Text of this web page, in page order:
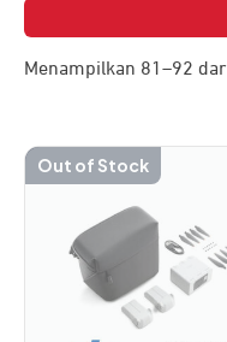
Menampilkan 81–92
Out of Stock